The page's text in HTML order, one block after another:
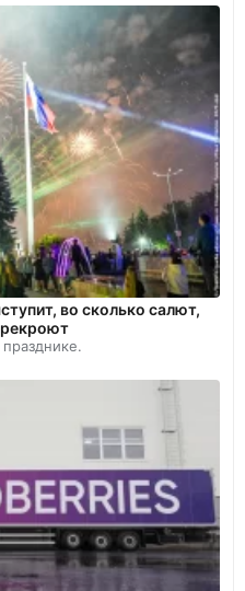
во сколько салют,